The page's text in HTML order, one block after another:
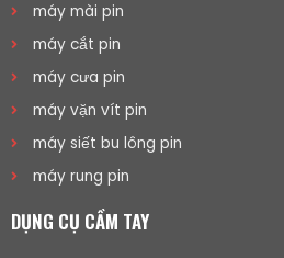
máy mài pin
máy cắt pin
máy cưa pin
máy vặn vít pin
máy siết bu lông pin
máy rung pin
DỤNG CỤ CẦM TAY